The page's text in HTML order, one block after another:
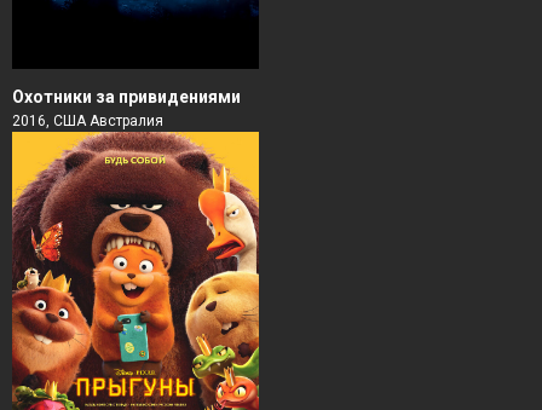
Охотники за привидениями
2016, США Австралия